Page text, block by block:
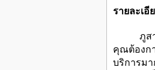
รายละเอี
ภูสายธ
คุณต้องก
บริการม